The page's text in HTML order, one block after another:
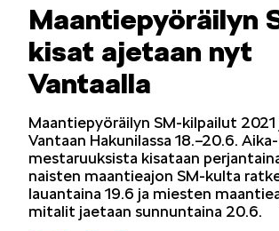
ŠKODA
Maantiepyöräilyn
kisat ajetaan nyt
Vantaalla
Maantiepyöräilyn SM-kilpailut
Vantaan Hakunilassa 18.–20.6.
mestaruuksista kisataan
naisten maantieajon SM-kulta
lauantaina 19.6 ja miesten
mitalit jaetaan sunnuntaina 20.6.